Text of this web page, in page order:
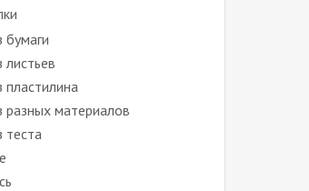
бумаги
листьев
пластилина
разных материалов
теста